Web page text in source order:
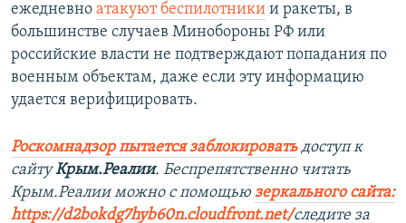
ежедневно атакуют беспилотники и ракеты, в
большинстве случаев Минобороны РФ или
российские власти не подтверждают попадания по
военным объектам, даже если эту информацию
удается верифицировать.
Роскомнадзор пытается заблокироватьдоступ к
сайтуКрым.Реалии. Беспрепятственно читать
Крым.Реалии можно с помощью зеркального сайта:
https://d2bokdg7hyb60n.cloudfront.net/следите за